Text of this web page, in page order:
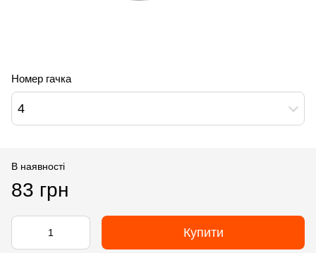
Номер гачка
4
В наявності
83 грн
Купити